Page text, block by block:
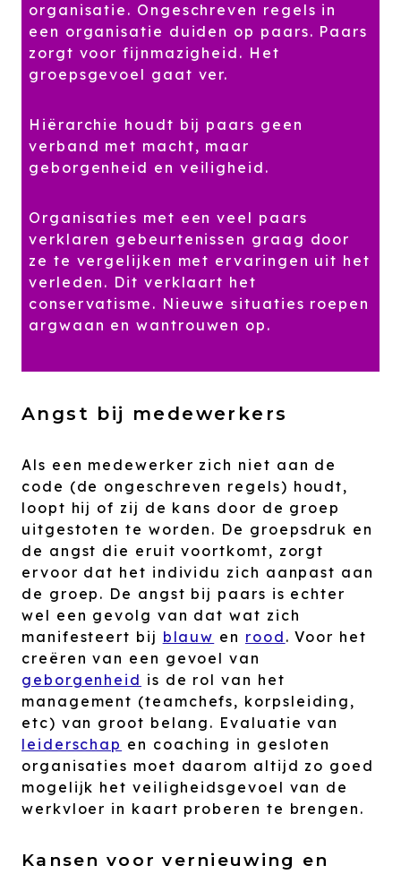
organisatie. Ongeschreven regels in
een organisatie duiden op paars. Paars
zorgt voor fijnmazigheid. Het
groepsgevoel gaat ver.
Hiërarchie houdt bij paars geen
verband met macht, maar
geborgenheid en veiligheid.
Organisaties met een veel paars
verklaren gebeurtenissen graag door
ze te vergelijken met ervaringen uit het
verleden. Dit verklaart het
conservatisme. Nieuwe situaties roepen
argwaan en wantrouwen op.
Angst bij medewerkers
Als een medewerker zich niet aan de
code (de ongeschreven regels) houdt,
loopt hij of zij de kans door de groep
uitgestoten te worden. De groepsdruk en
de angst die eruit voortkomt, zorgt
ervoor dat het individu zich aanpast aan
de groep. De angst bij paars is echter
wel een gevolg van dat wat zich
manifesteert bij blauw en rood . Voor het
creëren van een gevoel van
geborgenheid is de rol van het
management (teamchefs, korpsleiding,
etc) van groot belang. Evaluatie van
leiderschap en coaching in gesloten
organisaties moet daarom altijd zo goed
mogelijk het veiligheidsgevoel van de
werkvloer in kaart proberen te brengen.
Kansen voor vernieuwing en